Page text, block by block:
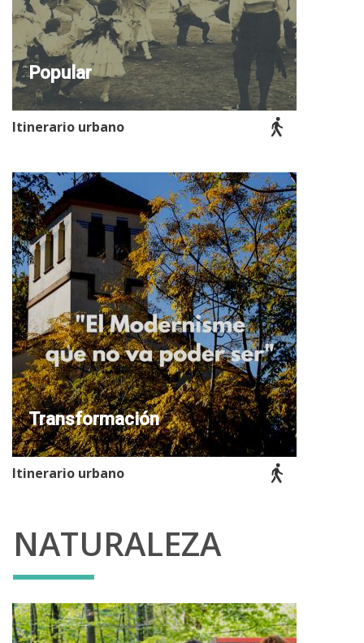
Popular
Itinerario urbano
Transformación
Itinerario urbano
NATURALEZA